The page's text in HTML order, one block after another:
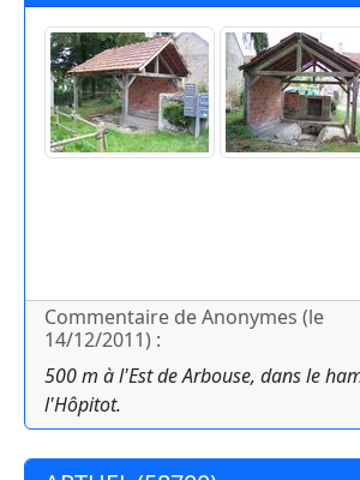
Commentaire de Anonymes (le
14/12/2011) :
500 m à l'Est de Arbouse, dans le
l'Hôpitot.